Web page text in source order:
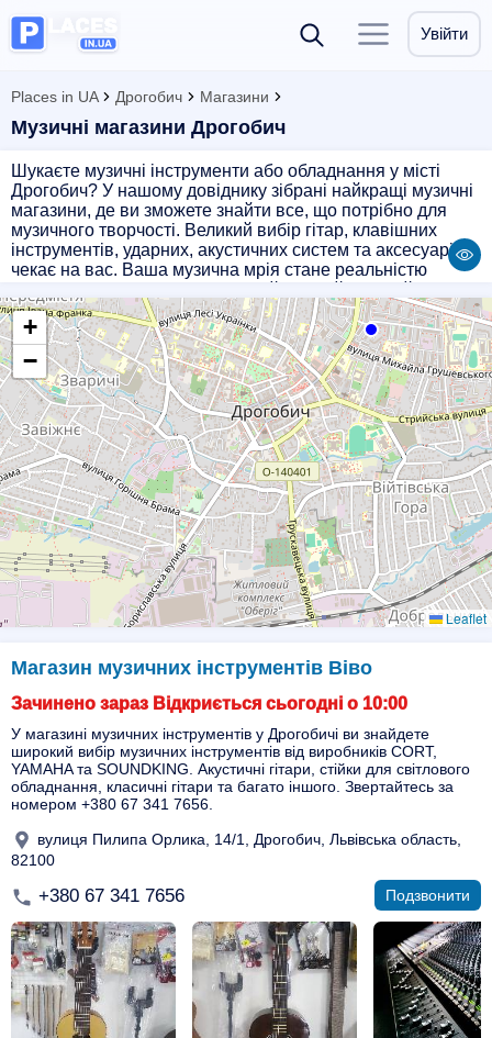
Увійти
Places in UA Дрогобич Магазини
Музичні магазини Дрогобич
Шукаєте музичні інструменти або обладнання у місті
Дрогобич? У нашому довіднику зібрані найкращі музичні
магазини, де ви зможете знайти все, що потрібно для
музичного творчості. Великий вибір гітар, клавішних
інструментів, ударних, акустичних систем та аксесуарів
чекає на вас. Ваша музична мрія стане реальністю
музичний магазин та зробіть свій перший крок до
створення чудової музики!
+
−
Leaflet
Магазин музичних інструментів Віво
Зачинено зараз Відкриється сьогодні о 10:00
У магазині музичних інструментів у Дрогобичі ви знайдете
широкий вибір музичних інструментів від виробників CORT,
YAMAHA та SOUNDKING. Акустичні гітари, стійки для світлового
обладнання, класичні гітари та багато іншого. Звертайтесь за
номером +380 67 341 7656.
вулиця Пилипа Орлика, 14/1, Дрогобич, Львівська область,
82100
+380 67 341 7656 Подзвонити